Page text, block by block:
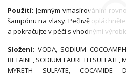
Použití: Jemným vmasírováním
šampónu na vlasy. Pečlivě
a pokračujte v péči s vhodnými
Složení: VODA, SODIUM
BETAINE, SODIUM LAURETH SULFATE,
MYRETH SULFATE, COCAMIDE